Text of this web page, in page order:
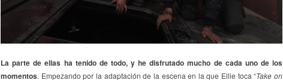
La parte de ellas ha tenido de todo, y he disfrutado mucho de cada uno de los
momentos. Empezando por la adaptación de la escena en la que Ellie toca “Take on